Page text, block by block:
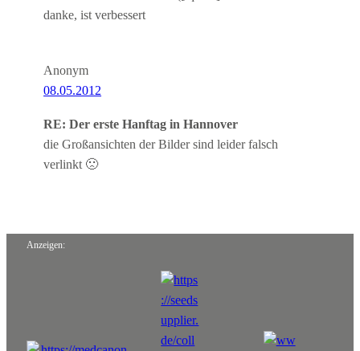
danke, ist verbessert
Anonym
08.05.2012
RE: Der erste Hanftag in Hannover
die Großansichten der Bilder sind leider falsch
verlinkt 🙁
Anzeigen: